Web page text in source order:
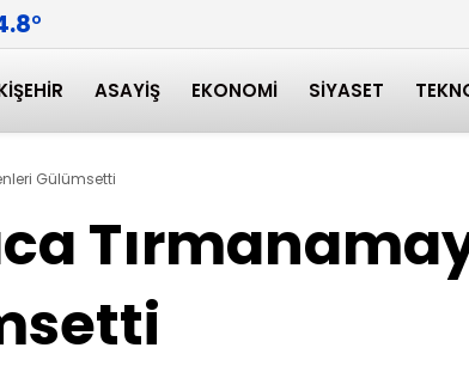
°
ASAYIŞ EKONOMI SIYASET
Gülümsetti